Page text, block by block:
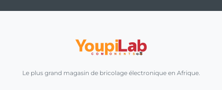
Le plus grand magasin de bricolage électronique en Afrique.